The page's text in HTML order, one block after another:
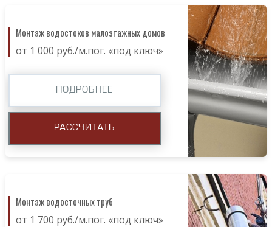
Монтаж водостоков малоэтажных домов
от 1 000 руб./м.пог. «под ключ»
ПОДРОБНЕЕ
РАССЧИТАТЬ
Монтаж водосточных труб
от 1 700 руб./м.пог. «под ключ»